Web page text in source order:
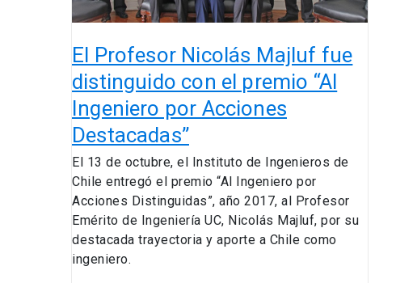
El Profesor Nicolás Majluf fue
distinguido con el ​premio “Al
Ingeniero por Acciones
Destacadas”
El 13 de octubre, el Instituto de Ingenieros de
Chile entregó el premio “Al Ingeniero por
Acciones Distinguidas”, año 2017, al Profesor
Emérito de Ingeniería UC, Nicolás Majluf, por su
destacada trayectoria y aporte a Chile como
ingeniero.
premio
“Al
Ingeniero
por
Acciones
Destacadas”